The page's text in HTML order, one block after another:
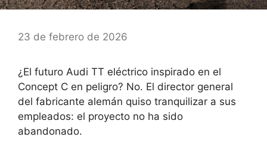
23 de febrero de 2026
¿El futuro Audi TT eléctrico inspirado en el
Concept C en peligro? No. El director general
del fabricante alemán quiso tranquilizar a sus
empleados: el proyecto no ha sido
abandonado.